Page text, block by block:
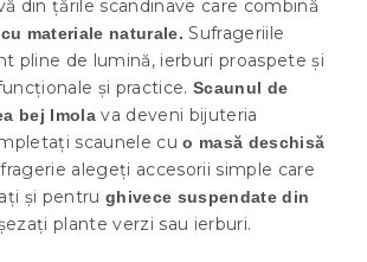
din țările scandinave care combină
materiale naturale. Sufrageriile
pline de lumină, ierburi proaspete și
și practice. Scaunul de
bej Imolava deveni bijuteria
scaunele cuo masă deschisă
alegeți accesorii simple care
și pentru ghivece suspendate din
plante verzi sau ierburi.